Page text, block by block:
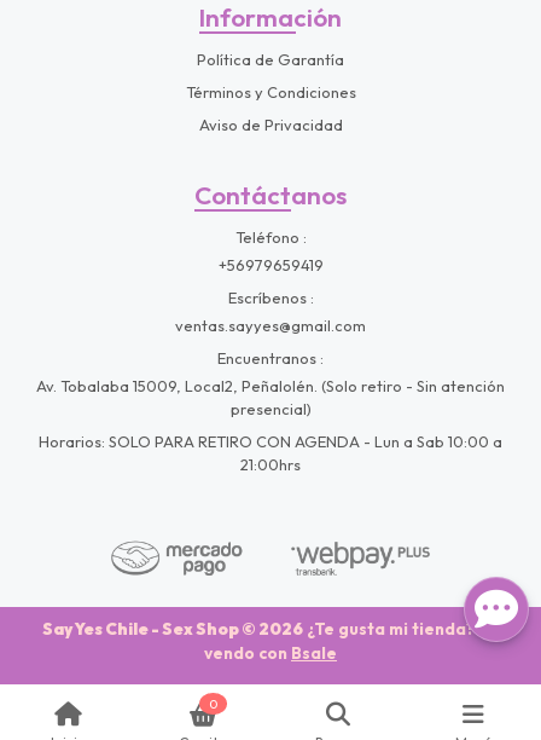
Información
Política de Garantía
Términos y Condiciones
Aviso de Privacidad
Contáctanos
Teléfono
+56979659419
Escríbenos
ventas.sayyes@gmail.com
Encuentranos
Av. Tobalaba 15009, Local2, Peñalolén. (Solo retiro - Sin atención
presencial)
Horarios: SOLO PARA RETIRO CON AGENDA - Lun a Sab 10:00 a
21:00hrs
Say Yes Chile - Sex Shop © 2026 ¿Te gusta mi tienda? Yo
vendo con Bsale
0